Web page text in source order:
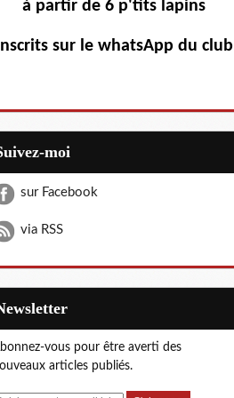
à partir de 6 p'tits lapins
sur le whatsApp du club
Suivez-moi
sur Facebook
via RSS
Newsletter
vous pour être averti des
articles publiés.